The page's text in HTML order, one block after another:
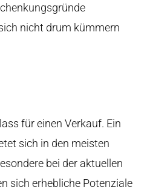
nicht drum kümmern
für einen Verkauf. Ein
sich in den meisten
bei der aktuellen
sich erhebliche Potenziale